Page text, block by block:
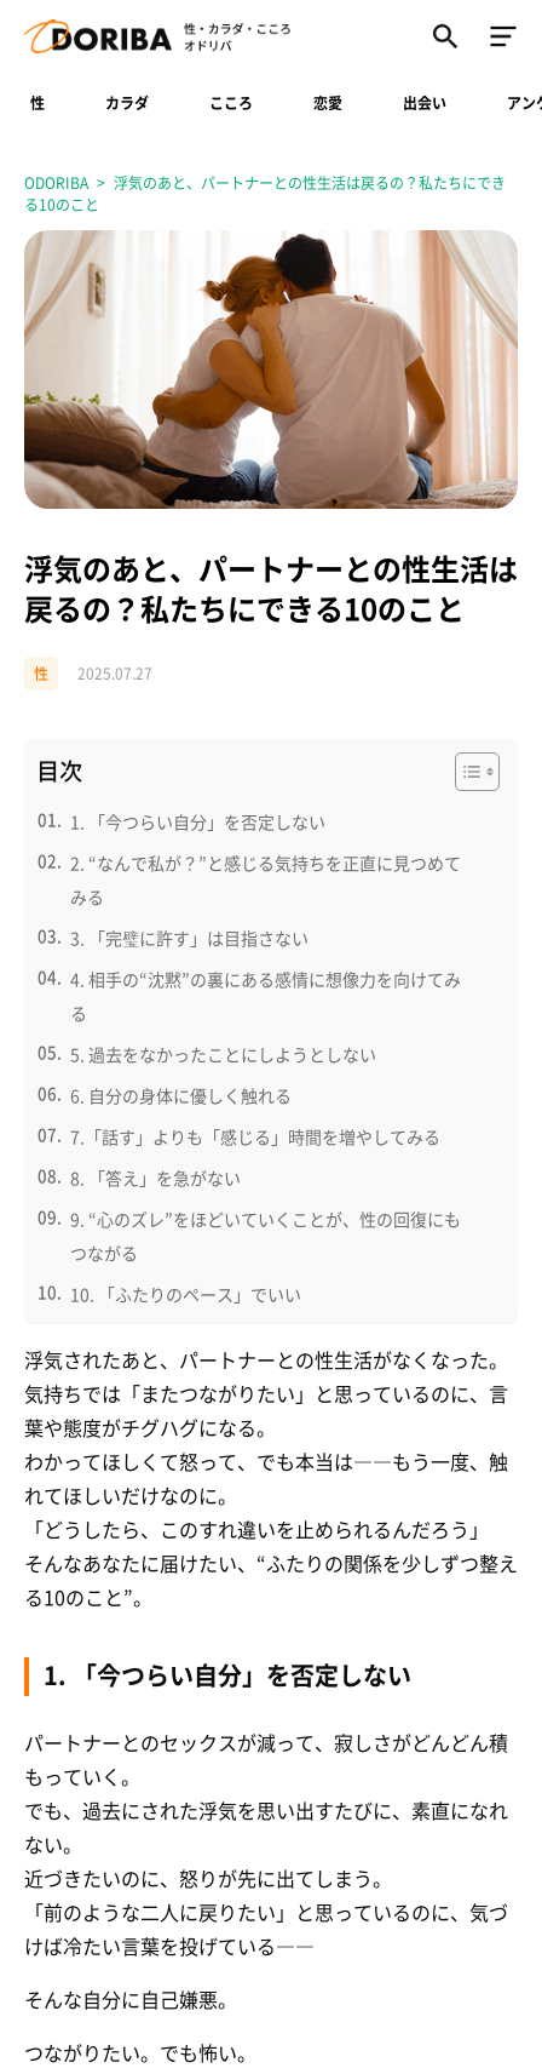
性 カラダ こころ 恋愛 出会い アン
ODORIBA
浮気のあと、パートナーとの性生活は戻るの？私たちにでき
る10のこと
浮気のあと、パートナーとの性生活は
戻るの？私たちにできる10のこと
性 2025.07.27
目次
1. 「今つらい自分」を否定しない
2. “なんで私が？”と感じる気持ちを正直に見つめて
みる
3. 「完璧に許す」は目指さない
4. 相手の“沈黙”の裏にある感情に想像力を向けてみ
る
5. 過去をなかったことにしようとしない
6. 自分の身体に優しく触れる
7.「話す」よりも「感じる」時間を増やしてみる
8. 「答え」を急がない
9. “心のズレ”をほどいていくことが、性の回復にも
つながる
10. 「ふたりのペース」でいい
浮気されたあと、パートナーとの性生活がなくなった。
気持ちでは「またつながりたい」と思っているのに、言
葉や態度がチグハグになる。
わかってほしくて怒って、でも本当は――もう一度、触
れてほしいだけなのに。
「どうしたら、このすれ違いを止められるんだろう」
そんなあなたに届けたい、“ふたりの関係を少しずつ整え
る10のこと”。
1. 「今つらい自分」を否定しない
パートナーとのセックスが減って、寂しさがどんどん積
もっていく。
でも、過去にされた浮気を思い出すたびに、素直になれ
ない。
近づきたいのに、怒りが先に出てしまう。
「前のような二人に戻りたい」と思っているのに、気づ
けば冷たい言葉を投げている――
そんな自分に自己嫌悪。
つながりたい。でも怖い。